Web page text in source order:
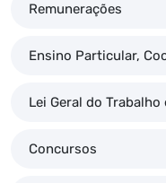
Remunerações
Ensino Particular,
Lei Geral do
Concursos